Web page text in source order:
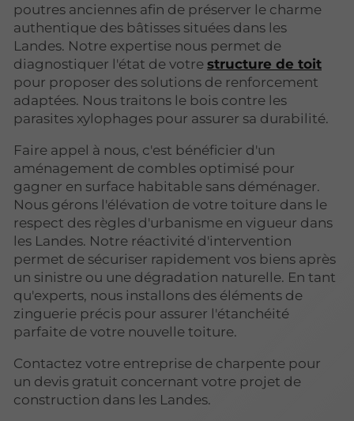
poutres anciennes afin de préserver le charme
authentique des bâtisses situées dans les
Landes. Notre expertise nous permet de
diagnostiquer l'état de votre structure de toit
pour proposer des solutions de renforcement
adaptées. Nous traitons le bois contre les
parasites xylophages pour assurer sa durabilité.
Faire appel à nous, c'est bénéficier d'un
aménagement de combles optimisé pour
gagner en surface habitable sans déménager.
Nous gérons l'élévation de votre toiture dans le
respect des règles d'urbanisme en vigueur dans
les Landes. Notre réactivité d'intervention
permet de sécuriser rapidement vos biens après
un sinistre ou une dégradation naturelle. En tant
qu'experts, nous installons des éléments de
zinguerie précis pour assurer l'étanchéité
parfaite de votre nouvelle toiture.
Contactez votre entreprise de charpente pour
un devis gratuit concernant votre projet de
construction dans les Landes.